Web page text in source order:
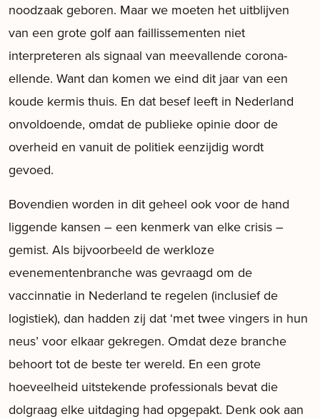
noodzaak geboren. Maar we moeten het uitblijven
van een grote golf aan faillissementen niet
interpreteren als signaal van meevallende corona-
ellende. Want dan komen we eind dit jaar van een
koude kermis thuis. En dat besef leeft in Nederland
onvoldoende, omdat de publieke opinie door de
overheid en vanuit de politiek eenzijdig wordt
gevoed.
Bovendien worden in dit geheel ook voor de hand
liggende kansen – een kenmerk van elke crisis –
gemist. Als bijvoorbeeld de werkloze
evenementenbranche was gevraagd om de
vaccinnatie in Nederland te regelen (inclusief de
logistiek), dan hadden zij dat ‘met twee vingers in hun
neus’ voor elkaar gekregen. Omdat deze branche
behoort tot de beste ter wereld. En een grote
hoeveelheid uitstekende professionals bevat die
dolgraag elke uitdaging had opgepakt. Denk ook aan